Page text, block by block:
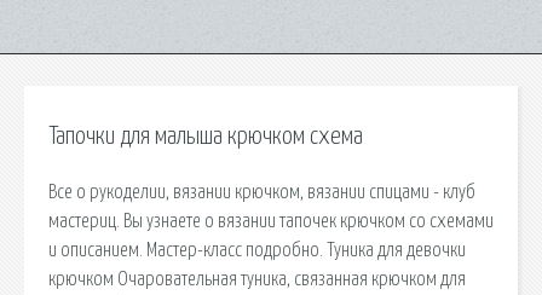
Тапочки для малыша крючком схема
Все о рукоделии, вязании крючком, вязании спицами - клуб
мастериц. Вы узнаете о вязании тапочек крючком со схемами
и описанием. Мастер-класс подробно. Туника для девочки
крючком Очаровательная туника, связанная крючком для